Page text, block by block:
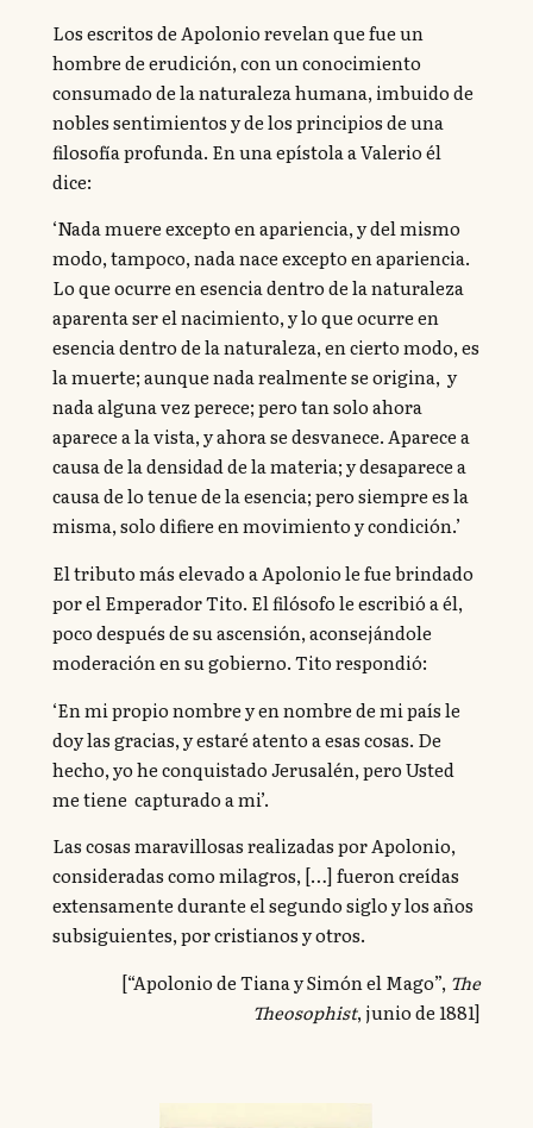
Los escritos de Apolonio revelan que fue un
hombre de erudición, con un conocimiento
consumado de la naturaleza humana, imbuido de
nobles sentimientos y de los principios de una
filosofía profunda. En una epístola a Valerio él
dice:
‘Nada muere excepto en apariencia, y del mismo
modo, tampoco, nada nace excepto en apariencia.
Lo que ocurre en esencia dentro de la naturaleza
aparenta ser el nacimiento, y lo que ocurre en
esencia dentro de la naturaleza, en cierto modo, es
la muerte; aunque nada realmente se origina, y
nada alguna vez perece; pero tan solo ahora
aparece a la vista, y ahora se desvanece. Aparece a
causa de la densidad de la materia; y desaparece a
causa de lo tenue de la esencia; pero siempre es la
misma, solo difiere en movimiento y condición.’
El tributo más elevado a Apolonio le fue brindado
por el Emperador Tito. El filósofo le escribió a él,
poco después de su ascensión, aconsejándole
moderación en su gobierno. Tito respondió:
‘En mi propio nombre y en nombre de mi país le
doy las gracias, y estaré atento a esas cosas. De
hecho, yo he conquistado Jerusalén, pero Usted
me tiene capturado a mi’.
Las cosas maravillosas realizadas por Apolonio,
consideradas como milagros, […] fueron creídas
extensamente durante el segundo siglo y los años
subsiguientes, por cristianos y otros.
[“Apolonio de Tiana y Simón el Mago”, The
Theosophist, junio de 1881]